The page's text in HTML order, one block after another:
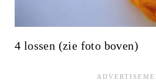
4 lossen (zie foto boven)